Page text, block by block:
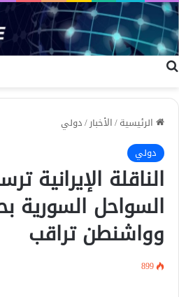
الرئيسية/الأخبار/دولي
دولي
الناقلة الإيرانية
السواحل السورية
وواشنطن تراقب
899